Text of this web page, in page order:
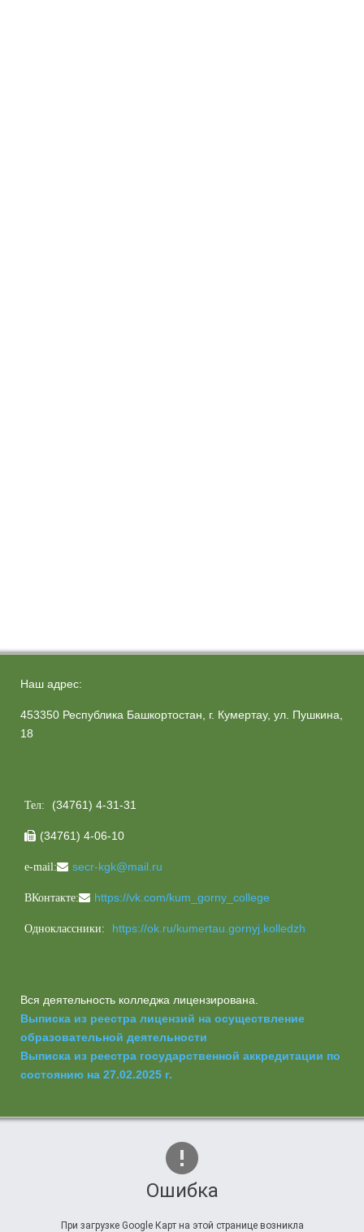
Наш адрес:
453350 Республика Башкортостан, г. Кумертау, ул. Пушкина,
18
Тел: (34761) 4-31-31
 (34761) 4-06-10
e-mail: secr-kgk@mail.ru
ВКонтакте: https://vk.com/kum_gorny_college
Одноклассники: https://ok.ru/kumertau.gornyj.kolledzh
Вся деятельность колледжа лицензирована.
Выписка из реестра лицензий на осуществление
образовательной деятельности
Выписка из реестра государственной аккредитации по
состоянию на 27.02.2025 г.
Ошибка
При загрузке Google Карт на этой странице возникла